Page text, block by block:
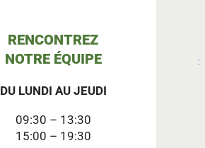
RENCONTREZ
NOTRE ÉQUIPE
DU LUNDI AU JEUDI
09:30 – 13:30
15:00 – 19:30